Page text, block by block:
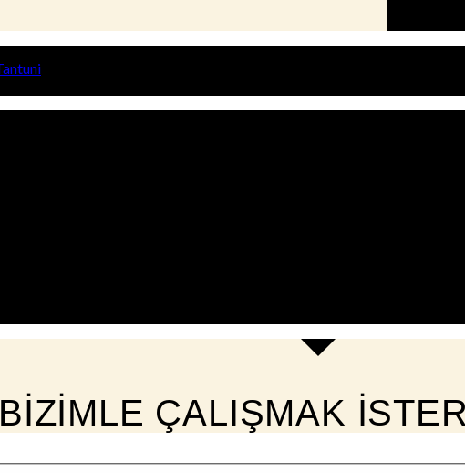
BİZİMLE ÇALIŞMAK